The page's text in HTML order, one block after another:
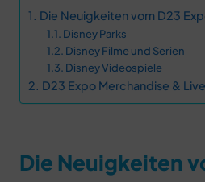
Die Neuigkeiten vom D23
Disney Parks
Disney Filme und Serien
Disney Videospiele
D23 Expo Merchandise &
Die Neuigkeiten